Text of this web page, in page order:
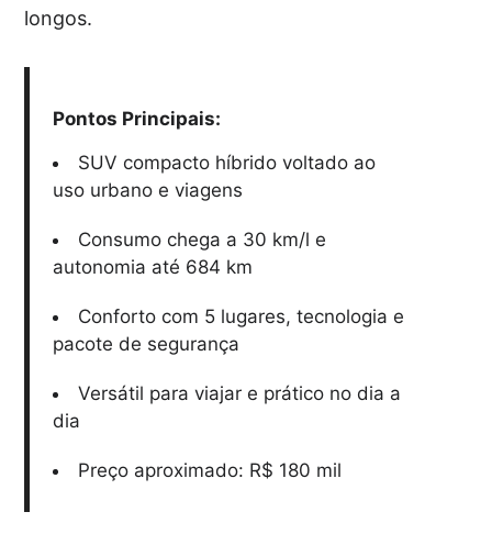
longos.
Pontos Principais:
SUV compacto híbrido voltado ao
uso urbano e viagens
Consumo chega a 30 km/l e
autonomia até 684 km
Conforto com 5 lugares, tecnologia e
pacote de segurança
Versátil para viajar e prático no dia a
dia
Preço aproximado: R$ 180 mil